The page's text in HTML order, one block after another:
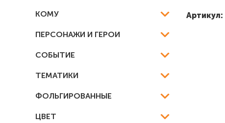
КОМУ
ПЕРСОНАЖИ И ГЕРОИ
СОБЫТИЕ
ТЕМАТИКИ
ФОЛЬГИРОВАННЫЕ
ЦВЕТ
Артикул: